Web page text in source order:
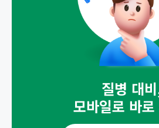
질병 대
모바일로 바